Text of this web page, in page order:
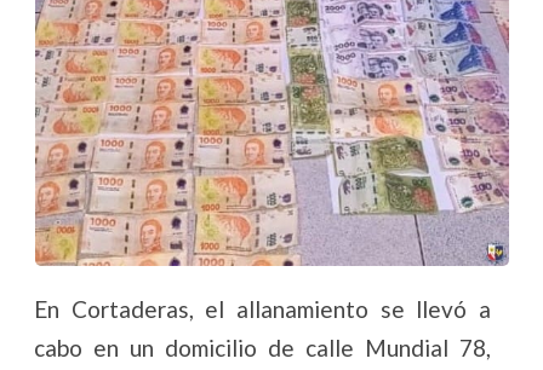
En Cortaderas, el allanamiento se llevó a
cabo en un domicilio de calle Mundial 78,